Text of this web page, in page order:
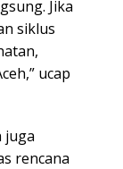
Jika
siklus
ucap
juga
rencana